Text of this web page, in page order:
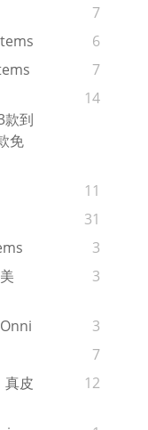
7
6
7
款到
免
14
11
31
3
3
onni
3
7
真皮
12